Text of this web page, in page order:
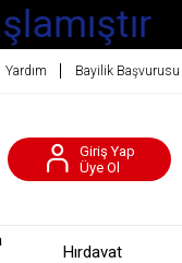
Yardım Bayilik Başvurusu
Giriş Yap
Üye Ol
Hırdavat